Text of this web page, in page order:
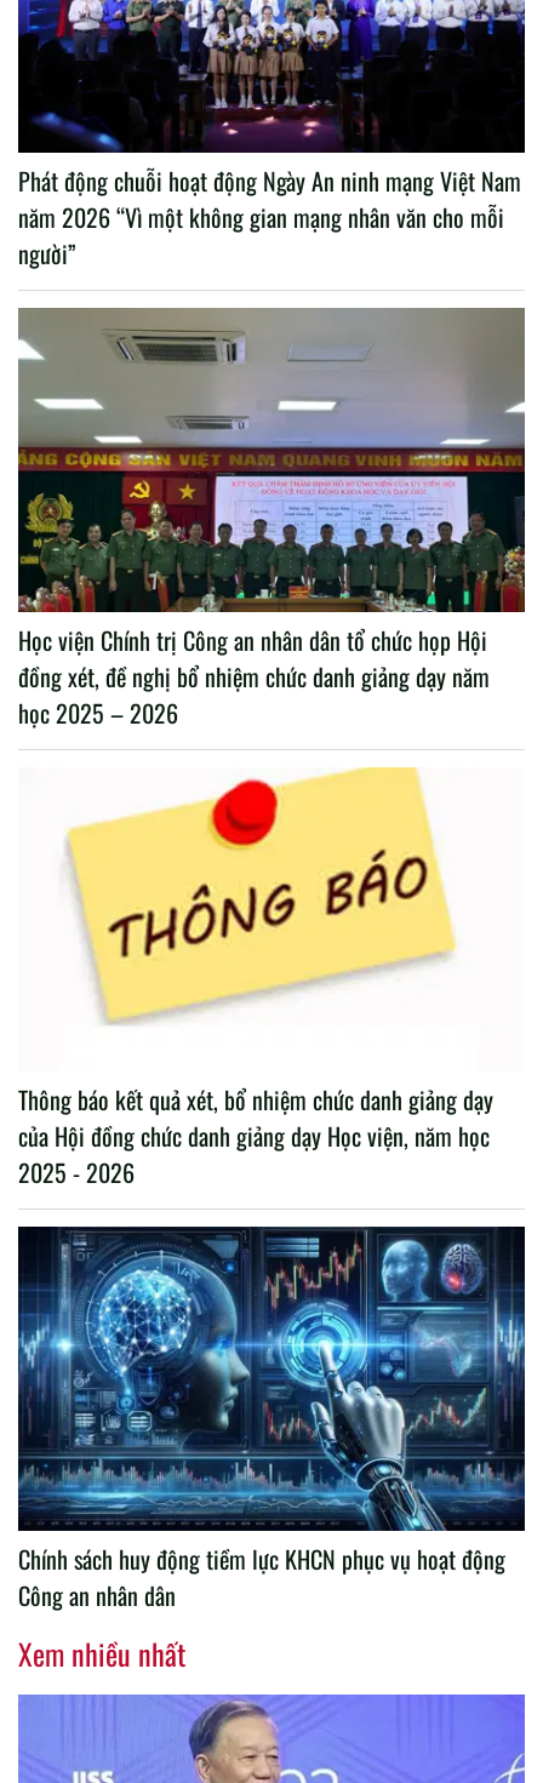
Phát động chuỗi hoạt động Ngày An ninh mạng Việt Nam
năm 2026 “Vì một không gian mạng nhân văn cho mỗi
người”
Học viện Chính trị Công an nhân dân tổ chức họp Hội
đồng xét, đề nghị bổ nhiệm chức danh giảng dạy năm
học 2025 – 2026
Thông báo kết quả xét, bổ nhiệm chức danh giảng dạy
của Hội đồng chức danh giảng dạy Học viện, năm học
2025 - 2026
Chính sách huy động tiềm lực KHCN phục vụ hoạt động
Công an nhân dân
Xem nhiều nhất